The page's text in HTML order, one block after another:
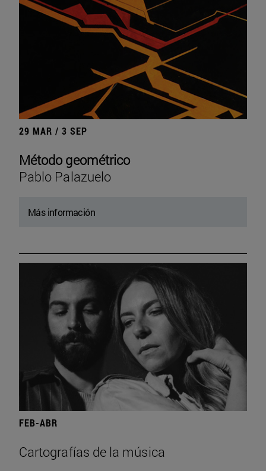
29 MAR / 3 SEP
Método geométrico
Pablo Palazuelo
Más información
FEB-ABR
Cartografías de la música